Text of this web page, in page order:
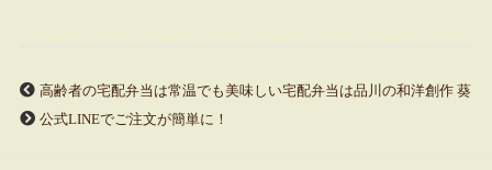
高齢者の宅配弁当は常温でも美味しい宅配弁当は品川の和洋創作 葵
公式LINEでご注文が簡単に！